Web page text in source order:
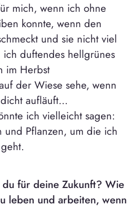
mich, wenn ich ohne
konnte, wenn den
und sie nicht viel
duftendes hellgrünes
im Herbst
der Wiese sehe, wenn
aufläuft...
ich vielleicht sagen:
und Pflanzen, um die ich
für deine Zukunft? Wie
leben und arbeiten, wenn